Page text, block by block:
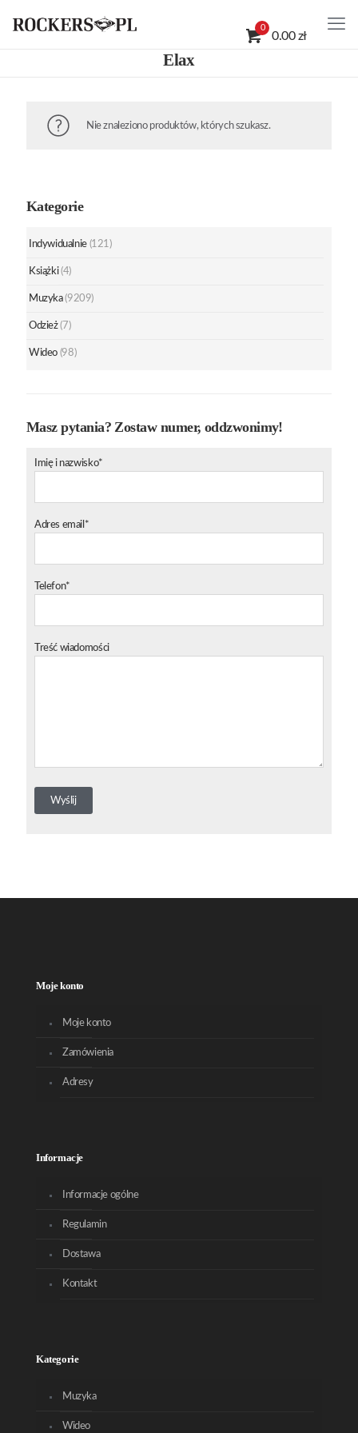
0
0.00 zł
Elax
Nie znaleziono produktów, których szukasz.
Kategorie
Indywidualnie (121)
Książki (4)
Muzyka (9209)
Odzież (7)
Wideo (98)
Masz pytania? Zostaw numer, oddzwonimy!
Imię i nazwisko*
Adres email*
Telefon*
Treść wiadomości
Moje konto
Moje konto
Zamówienia
Adresy
Informacje
Informacje ogólne
Regulamin
Dostawa
Kontakt
Kategorie
Muzyka
Wideo